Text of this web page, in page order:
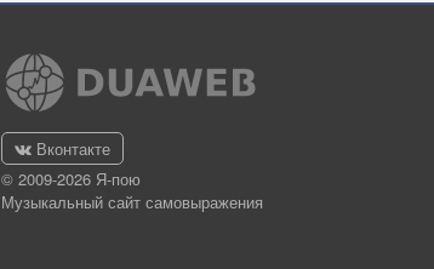
Вконтакте
© 2009-2026 Я-пою
Музыкальный сайт самовыражения